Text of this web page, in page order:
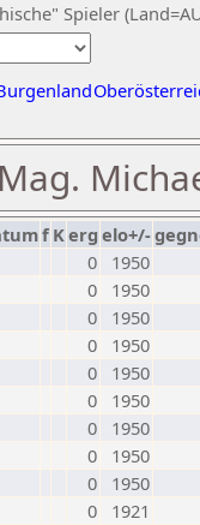
Spieler
f Kerg elo+/-
0
1950
0
1950
0
1950
0
1950
0
1950
0
1950
0
1950
0
1950
0
1950
0
1921